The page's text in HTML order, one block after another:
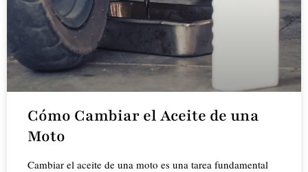
Cómo Cambiar el Aceite de una
Moto
Cambiar el aceite de una moto es una tarea fundamental